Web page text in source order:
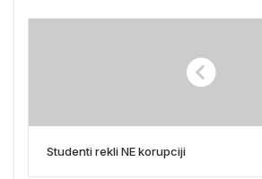
Studenti rekli NE korupciji